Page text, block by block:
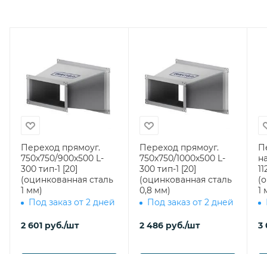
Переход прямоуг.
750х750/900х500 L-
300 тип-1 [20]
(оцинкованная сталь
1 мм)
Под заказ от 2 дней
2 601 руб./шт
Переход прямоуг.
750х750/1000х500 L-
300 тип-1 [20]
(оцинкованная сталь
0,8 мм)
Под заказ от 2 дней
2 486 руб./шт
1
3